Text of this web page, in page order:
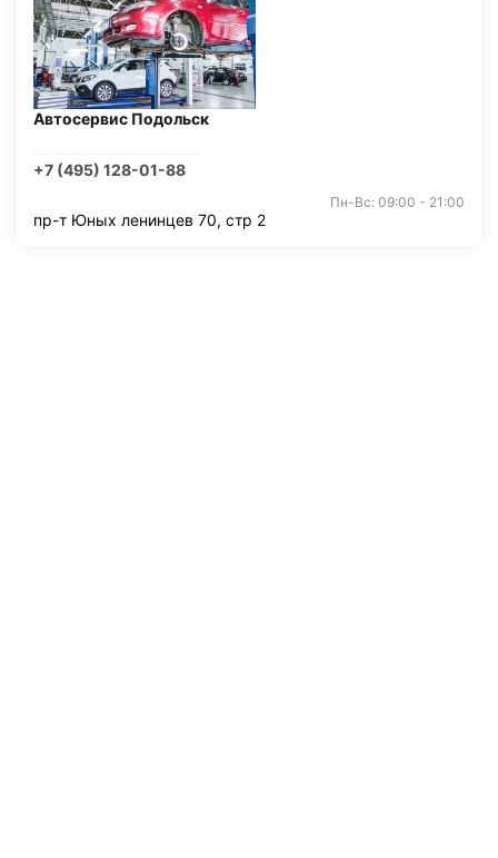
Автосервис Подольск
+7 (495) 128-01-88
Пн-Вс: 09:00 - 21:00
пр-т Юных ленинцев 70, стр 2